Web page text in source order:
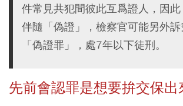
件常見共犯間彼此互爲證人，因
伴隨「偽證」，檢察官可能另外
「偽證罪」，處7年以下徒刑。
先前會認罪是想要拚交保出